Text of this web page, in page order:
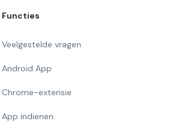
Functies
Veelgestelde vragen
Android App
Chrome-extensie
App indienen